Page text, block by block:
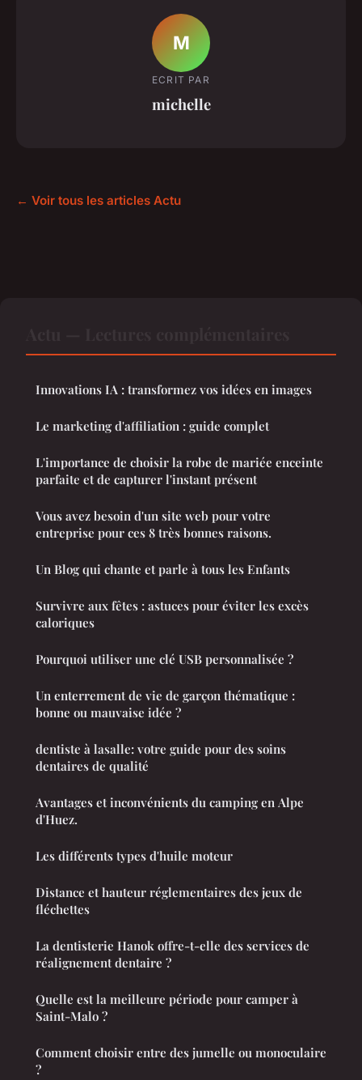
M
ECRIT PAR
michelle
← Voir tous les articles Actu
Innovations IA : transformez vos idées en images
Le marketing d'affiliation : guide complet
L'importance de choisir la robe de mariée enceinte
parfaite et de capturer l'instant présent
Vous avez besoin d'un site web pour votre
entreprise pour ces 8 très bonnes raisons.
Un Blog qui chante et parle à tous les Enfants
Survivre aux fêtes : astuces pour éviter les excès
caloriques
Pourquoi utiliser une clé USB personnalisée ?
Un enterrement de vie de garçon thématique :
bonne ou mauvaise idée ?
dentiste à lasalle: votre guide pour des soins
dentaires de qualité
Avantages et inconvénients du camping en Alpe
d'Huez.
Les différents types d'huile moteur
Distance et hauteur réglementaires des jeux de
fléchettes
La dentisterie Hanok offre-t-elle des services de
réalignement dentaire ?
Quelle est la meilleure période pour camper à
Saint-Malo ?
Comment choisir entre des jumelle ou monoculaire
?